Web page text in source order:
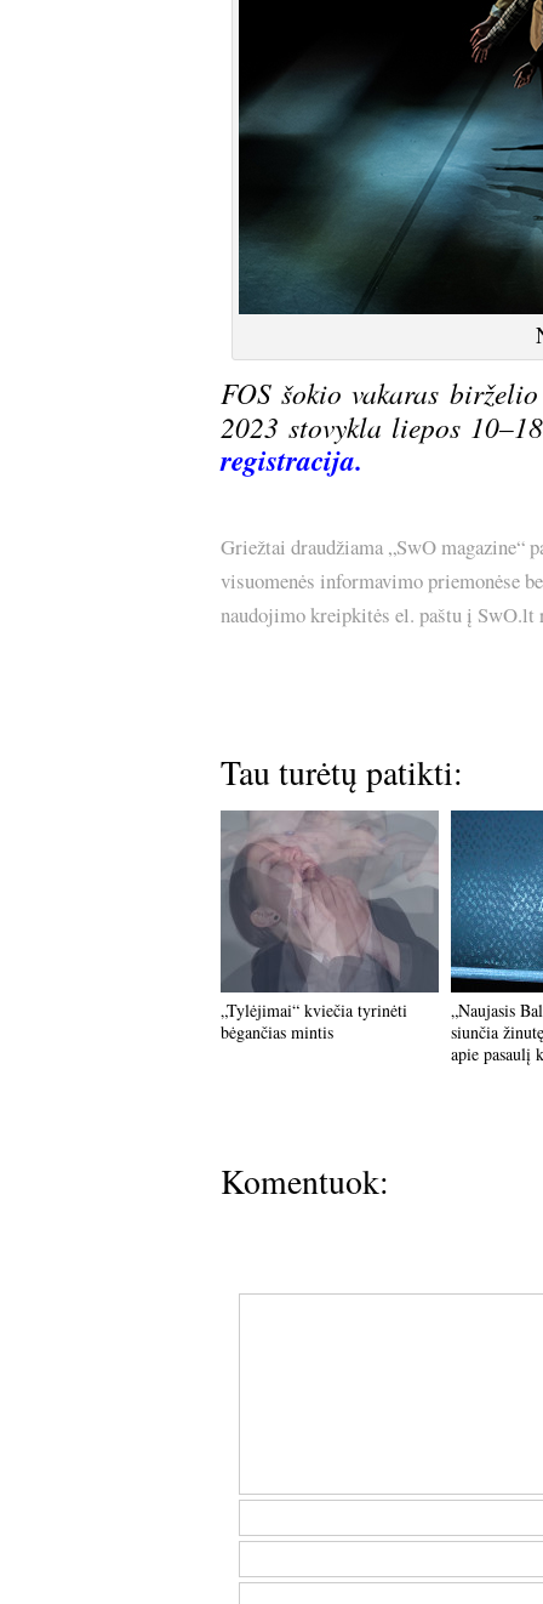
FOS šokio vakaras
2023 stovykla liepos
registracija.
Griežtai draudžiama „SwO magazine“
visuomenės informavimo priemonėse
naudojimo kreipkitės el. paštu į
Tau turėtų patikti:
„Tylėjimai“ kviečia tyrinėti
bėgančias mintis
„Naujasis
siunčia
apie pasaulį
Komentuok: